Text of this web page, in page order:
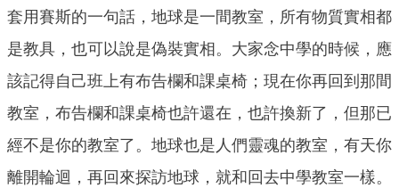
套用賽斯的一句話，地球是一間教室，所有物質實相都
是教具，也可以說是偽裝實相。大家念中學的時候，應
該記得自己班上有布告欄和課桌椅；現在你再回到那間
教室，布告欄和課桌椅也許還在，也許換新了，但那已
經不是你的教室了。地球也是人們靈魂的教室，有天你
離開輪迴，再回來探訪地球，就和回去中學教室一樣。